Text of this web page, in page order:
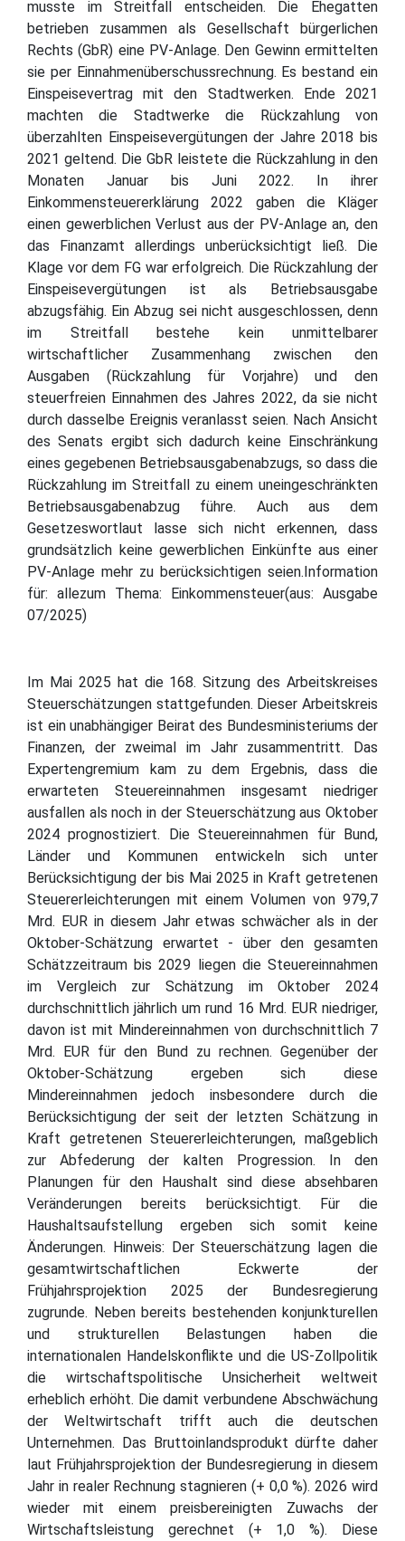
musste im Streitfall entscheiden. Die Ehegatten
betrieben zusammen als Gesellschaft bürgerlichen
Rechts (GbR) eine PV-Anlage. Den Gewinn ermittelten
sie per Einnahmenüberschussrechnung. Es bestand ein
Einspeisevertrag mit den Stadtwerken. Ende 2021
machten die Stadtwerke die Rückzahlung von
überzahlten Einspeisevergütungen der Jahre 2018 bis
2021 geltend. Die GbR leistete die Rückzahlung in den
Monaten Januar bis Juni 2022. In ihrer
Einkommensteuererklärung 2022 gaben die Kläger
einen gewerblichen Verlust aus der PV-Anlage an, den
das Finanzamt allerdings unberücksichtigt ließ. Die
Klage vor dem FG war erfolgreich. Die Rückzahlung der
Einspeisevergütungen ist als Betriebsausgabe
abzugsfähig. Ein Abzug sei nicht ausgeschlossen, denn
im Streitfall bestehe kein unmittelbarer
wirtschaftlicher Zusammenhang zwischen den
Ausgaben (Rückzahlung für Vorjahre) und den
steuerfreien Einnahmen des Jahres 2022, da sie nicht
durch dasselbe Ereignis veranlasst seien. Nach Ansicht
des Senats ergibt sich dadurch keine Einschränkung
eines gegebenen Betriebsausgabenabzugs, so dass die
Rückzahlung im Streitfall zu einem uneingeschränkten
Betriebsausgabenabzug führe. Auch aus dem
Gesetzeswortlaut lasse sich nicht erkennen, dass
grundsätzlich keine gewerblichen Einkünfte aus einer
PV-Anlage mehr zu berücksichtigen seien.Information
für: allezum Thema: Einkommensteuer(aus: Ausgabe
07/2025)
Im Mai 2025 hat die 168. Sitzung des Arbeitskreises
Steuerschätzungen stattgefunden. Dieser Arbeitskreis
ist ein unabhängiger Beirat des Bundesministeriums der
Finanzen, der zweimal im Jahr zusammentritt. Das
Expertengremium kam zu dem Ergebnis, dass die
erwarteten Steuereinnahmen insgesamt niedriger
ausfallen als noch in der Steuerschätzung aus Oktober
2024 prognostiziert. Die Steuereinnahmen für Bund,
Länder und Kommunen entwickeln sich unter
Berücksichtigung der bis Mai 2025 in Kraft getretenen
Steuererleichterungen mit einem Volumen von 979,7
Mrd. EUR in diesem Jahr etwas schwächer als in der
Oktober-Schätzung erwartet - über den gesamten
Schätzzeitraum bis 2029 liegen die Steuereinnahmen
im Vergleich zur Schätzung im Oktober 2024
durchschnittlich jährlich um rund 16 Mrd. EUR niedriger,
davon ist mit Mindereinnahmen von durchschnittlich 7
Mrd. EUR für den Bund zu rechnen. Gegenüber der
Oktober-Schätzung ergeben sich diese
Mindereinnahmen jedoch insbesondere durch die
Berücksichtigung der seit der letzten Schätzung in
Kraft getretenen Steuererleichterungen, maßgeblich
zur Abfederung der kalten Progression. In den
Planungen für den Haushalt sind diese absehbaren
Veränderungen bereits berücksichtigt. Für die
Haushaltsaufstellung ergeben sich somit keine
Änderungen. Hinweis: Der Steuerschätzung lagen die
gesamtwirtschaftlichen Eckwerte der
Frühjahrsprojektion 2025 der Bundesregierung
zugrunde. Neben bereits bestehenden konjunkturellen
und strukturellen Belastungen haben die
internationalen Handelskonflikte und die US-Zollpolitik
die wirtschaftspolitische Unsicherheit weltweit
erheblich erhöht. Die damit verbundene Abschwächung
der Weltwirtschaft trifft auch die deutschen
Unternehmen. Das Bruttoinlandsprodukt dürfte daher
laut Frühjahrsprojektion der Bundesregierung in diesem
Jahr in realer Rechnung stagnieren (+ 0,0 %). 2026 wird
wieder mit einem preisbereinigten Zuwachs der
Wirtschaftsleistung gerechnet (+ 1,0 %). Diese